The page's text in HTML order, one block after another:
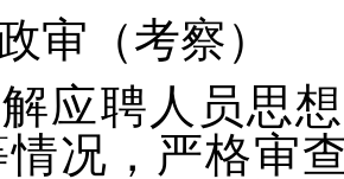
审（考察）
应聘人员思
况，严格审